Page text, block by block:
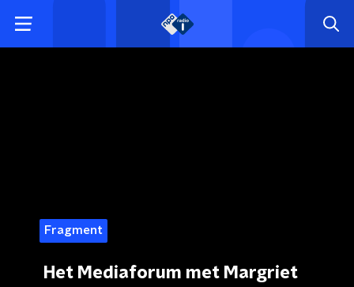
Fragment
Het Mediaforum met Margriet